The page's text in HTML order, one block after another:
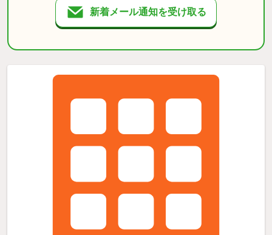
新着メール通知を受け取る